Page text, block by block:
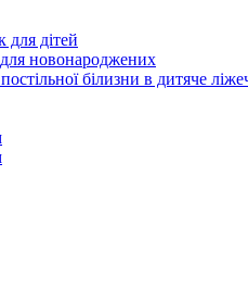
дітей
новонароджених
білизни в дитяче